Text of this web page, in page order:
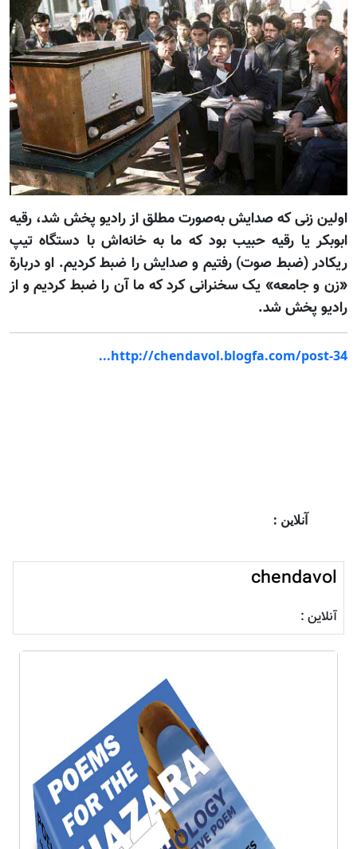
اولین زنی که صدایش به‌صورت مطلق از رادیو پخش شد، رقیه
ابوبکر یا رقیه حبیب بود که ما به خانه‌اش با دستگاه تیپ
ریکادر (ضبط صوت) رفتیم و صدایش را ضبط کردیم. او در‌بارة
«زن و جامعه» یک سخنرانی کرد که ما آن را ضبط کردیم و از
رادیو پخش شد.
آنلاین :
http://chendavol.blogfa.com/post-34...
chendavol
آنلاین :